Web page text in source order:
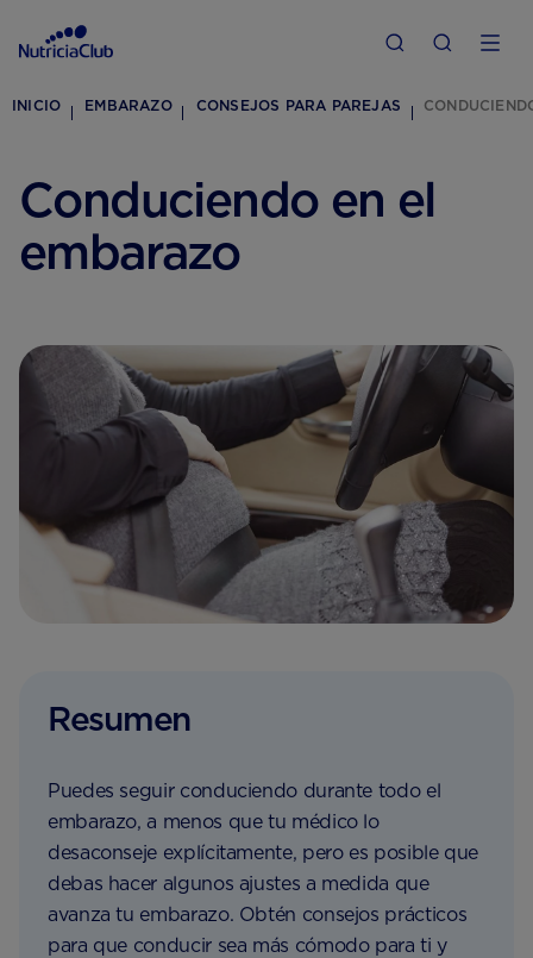
INICIO EMBARAZO CONSEJOS PARA PAREJAS
Conduciendo en el
embarazo
Resumen
Puedes seguir conduciendo durante todo el
embarazo, a menos que tu médico lo
desaconseje explícitamente, pero es posible que
debas hacer algunos ajustes a medida que
avanza tu embarazo. Obtén consejos prácticos
para que conducir sea más cómodo para ti y